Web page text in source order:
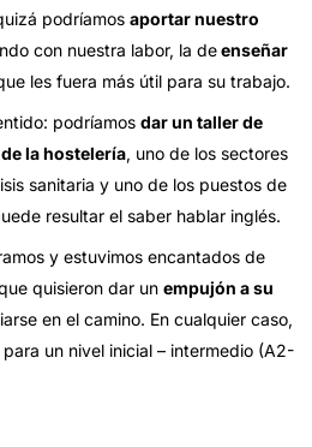
podríamos aportar nuestro
con nuestra labor, la deenseñar
les fuera más útil para su trabajo.
podríamos dar un taller de
la hostelería, uno de los sectores
sanitaria y uno de los puestos de
resultar el saber hablar inglés.
y estuvimos encantados de
quisieron dar un empujón a su
en el camino. En cualquier caso,
un nivel inicial – intermedio (A2-